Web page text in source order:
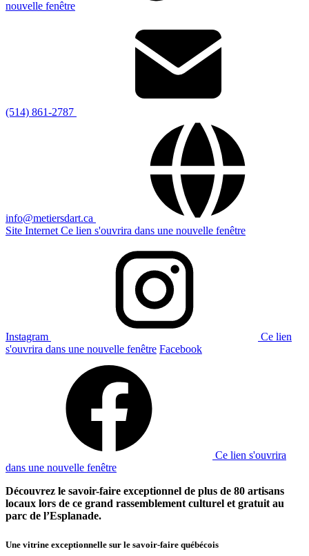
nouvelle fenêtre
(514) 861-2787
info@metiersdart.ca
Site Internet Ce lien s'ouvrira dans une nouvelle fenêtre
Instagram
Ce lien
s'ouvrira dans une nouvelle fenêtre Facebook
Ce lien s'ouvrira
dans une nouvelle fenêtre
Découvrez le savoir-faire exceptionnel de plus de 80 artisans
locaux lors de ce grand rassemblement culturel et gratuit au
parc de l’Esplanade.
Une vitrine exceptionnelle sur le savoir-faire québécois